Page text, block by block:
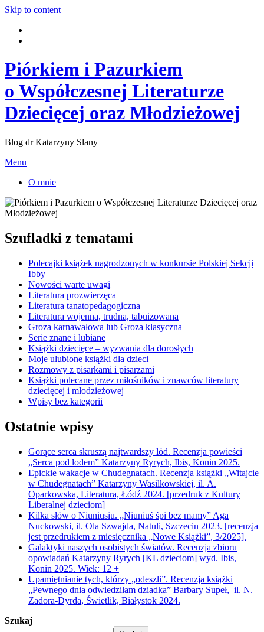
Skip to content
Piórkiem i Pazurkiem
o Współczesnej Literaturze
Dziecięcej oraz Młodzieżowej
Blog dr Katarzyny Slany
Menu
O mnie
Szufladki z tematami
Polecajki książek nagrodzonych w konkursie Polskiej Sekcji
Ibby
Nowości warte uwagi
Literatura prozwierzęca
Literatura tanatopedagogiczna
Literatura wojenna, trudna, tabuizowana
Groza karnawałowa lub Groza klasyczna
Serie znane i lubiane
Książki dziecięce – wyzwania dla dorosłych
Moje ulubione książki dla dzieci
Rozmowy z pisarkami i pisarzami
Książki polecane przez miłośników i znawców literatury
dziecięcej i młodzieżowej
Wpisy bez kategorii
Ostatnie wpisy
Gorące serca skruszą najtwardszy lód. Recenzja powieści
„Serca pod lodem” Katarzyny Ryrych, Ibis, Konin 2025.
Epickie wakacje w Chudegnatach. Recenzja książki „Witajcie
w Chudegnatach” Katarzyny Wasilkowskiej, il. A.
Oparkowska, Literatura, Łódź 2024. [przedruk z Kultury
Liberalnej dzieciom]
Kilka słów o Niuniusiu. „Niuniuś śpi bez mamy” Aga
Nuckowski, il. Ola Szwajda, Natuli, Szczecin 2023. [recenzja
jest przedrukiem z miesięcznika „Nowe Książki”, 3/2025].
Galaktyki naszych osobistych światów. Recenzja zbioru
opowiadań Katarzyny Ryrych [KL dzieciom] wyd. Ibis,
Konin 2025. Wiek: 12 +
Upamiętnianie tych, którzy „odeszli”. Recenzja książki
„Pewnego dnia odwiedziłam dziadka” Barbary Supeł, il. N.
Zadora-Dyrda, Świetlik, Białystok 2024.
Szukaj